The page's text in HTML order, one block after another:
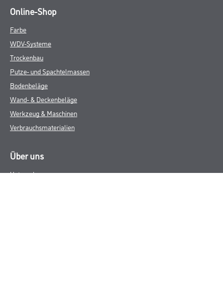
Online-Shop
Farbe
WDV-Systeme
Trockenbau
Putze- und Spachtelmassen
Bodenbeläge
Wand- & Deckenbeläge
Werkzeug & Maschinen
Verbrauchsmaterialien
Über uns
Unternehmen